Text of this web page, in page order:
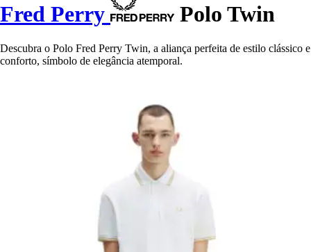
Fred Perry Polo Twin
Descubra o Polo Fred Perry Twin, a aliança perfeita de estilo clássico e
conforto, símbolo de elegância atemporal.